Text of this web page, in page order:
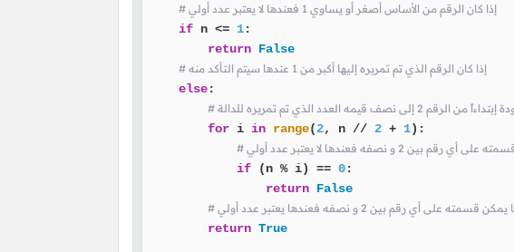
# إذا كان الرقم من الأساس أصغر أو يساوي 1 فعندها لا يعتبر عدد أولي
if n <= 1:
return False
# إذا كان الرقم الذي تم تمريره إليها أكبر من 1 عندها سيتم التأكد منه
else:
العدد الذي تم تمريره للدالة
for i in range(2, n // 2 + 1):
2 و نصفه فعندها لا يعتبر عدد أولي
if (n % i) == 0:
return False
أي رقم بين 2 و نصفه فعندها يعتبر عدد أولي
return True